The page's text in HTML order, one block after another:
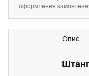
оформлення
Опис